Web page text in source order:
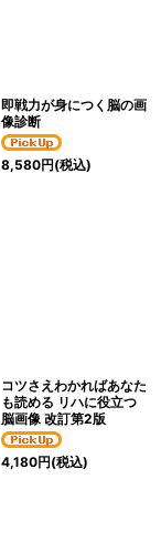
即戦力が身につく脳の画
像診断
8,580円(税込)
コツさえわかればあなた
も読める リハに役立つ
脳画像 改訂第2版
4,180円(税込)